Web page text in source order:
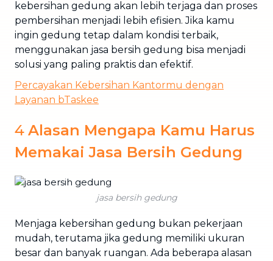
kebersihan gedung akan lebih terjaga dan proses
pembersihan menjadi lebih efisien. Jika kamu
ingin gedung tetap dalam kondisi terbaik,
menggunakan jasa bersih gedung bisa menjadi
solusi yang paling praktis dan efektif.
Percayakan Kebersihan Kantormu dengan
Layanan bTaskee
4 Alasan Mengapa Kamu Harus
Memakai Jasa Bersih Gedung
jasa bersih gedung
Menjaga kebersihan gedung bukan pekerjaan
mudah, terutama jika gedung memiliki ukuran
besar dan banyak ruangan. Ada beberapa alasan